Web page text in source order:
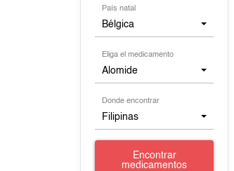
País natal
Bélgica
Eliga el medicamento
Alomide
Donde encontrar
Filipinas
Encontrar
medicamentos